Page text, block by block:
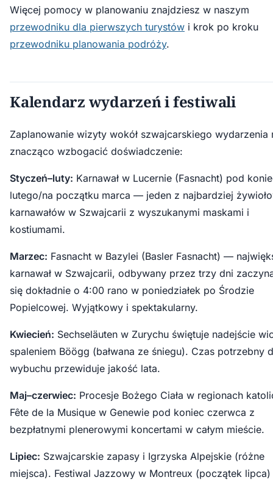
Więcej pomocy w planowaniu znajdziesz w naszym
przewodniku dla pierwszych turystów i krok po kroku
przewodniku planowania podróży.
Kalendarz wydarzeń i festiwali
Zaplanowanie wizyty wokół szwajcarskiego wydarzenia
znacząco wzbogacić doświadczenie:
Styczeń–luty: Karnawał w Lucernie (Fasnacht) pod
lutego/na początku marca — jeden z najbardziej
karnawałów w Szwajcarii z wyszukanymi maskami i
kostiumami.
Marzec: Fasnacht w Bazylei (Basler Fasnacht) —
karnawał w Szwajcarii, odbywany przez trzy dni
się dokładnie o 4:00 rano w poniedziałek po Środzie
Popielcowej. Wyjątkowy i spektakularny.
Kwiecień: Sechseläuten w Zurychu świętuje nadejście
spaleniem Böögg (bałwana ze śniegu). Czas potrzebny
wybuchu przewiduje jakość lata.
Maj–czerwiec: Procesje Bożego Ciała w regionach
Fête de la Musique w Genewie pod koniec czerwca z
bezpłatnymi plenerowymi koncertami w całym mieście.
Lipiec: Szwajcarskie zapasy i Igrzyska Alpejskie (różne
miejsca). Festiwal Jazzowy w Montreux (początek